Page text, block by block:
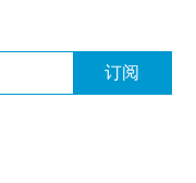
订阅